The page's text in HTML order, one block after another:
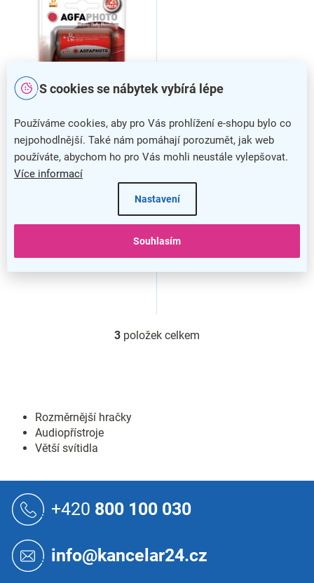
S cookies se nábytek vybírá lépe
Používáme cookies, aby pro Vás prohlížení e-shopu bylo co
nejpohodlnější. Také nám pomáhají porozumět, jak web
používáte, abychom ho pro Vás mohli neustále vylepšovat.
Více informací
Nastavení
Souhlasím
Zinková baterie AgfaPhoto
R20/D, 1,5 V, blistr 2 ks,
zinková
O
y
v
i
3 položek celkem
Rozměrnější hračky
Audiopřístroje
Větší svítidla
+420 800 100 030
info@kancelar24.cz